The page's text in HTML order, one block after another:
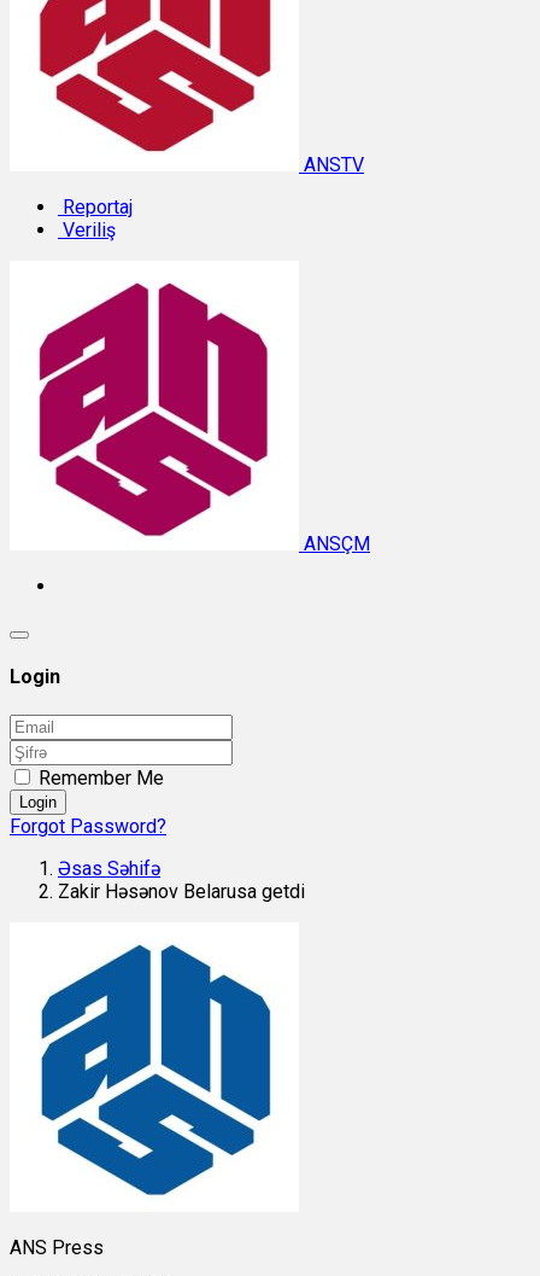
ANSTV
Reportaj
Veriliş
ANSÇM
Login
Remember Me
Login
Forgot Password?
Əsas Səhifə
Zakir Həsənov Belarusa getdi
ANS Press